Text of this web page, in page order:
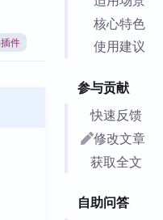
核心特色
使用建议
参与贡献
快速反馈
修改文章
获取全文
自助问答
件